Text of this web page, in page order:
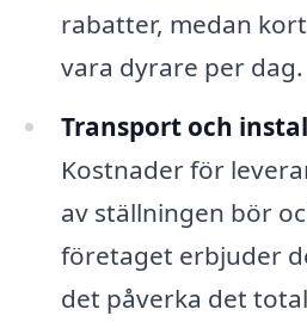
rabatter, medan
vara dyrare per dag.
Transport och
Kostnader för
av ställningen bör
företaget erbjuder
det påverka det